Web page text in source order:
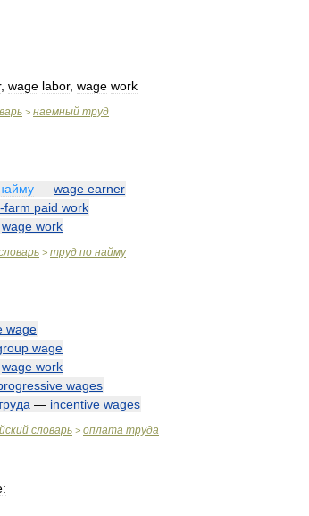
, wage labor, wage work
> наемный труд
— wage earner
-farm paid work
wage work
> труд по найму
wage
wage
wage work
wages
— incentive wages
словарь > оплата труда